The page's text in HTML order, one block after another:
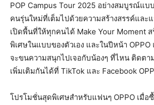
POP Campus Tour 2025 อย่างสมบูรณ์แบ
คนรุ่นใหม่ที่เต็มไปด้วยความสร้างสรรค์และ
เปิดพื้นที่ให้ทุกคนได้ Make Your Moment ส
พิเศษในแบบของตัวเอง และในปีหน้า OPPO
จะขนความสนุกไปเจอกับน้องๆ ที่ไหน ติดตา
เพิ่มเติมกันได้ที่ TikTok และ Facebook
โปรโมชั่นสุดพิเศษสำหรับแฟนๆ OPPO เมื่อ